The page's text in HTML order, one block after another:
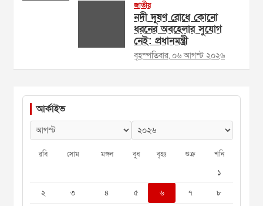
জাতীয়
নদী দূষণ রোধে কোনো
ধরনের অবহেলার সুযোগ
নেই: প্রধানমন্ত্রী
বৃহস্পতিবার, ০৬ আগস্ট ২০২৬
আর্কাইভ
রবি সোম মঙ্গল বুধ বৃহঃ শুক্র শনি
১
২
৩ ৪ ৫ ৬ ৭ ৮